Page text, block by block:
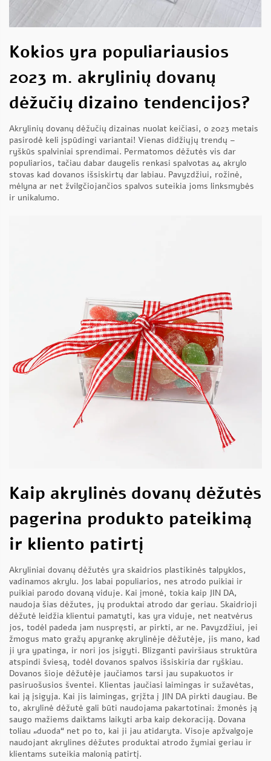
Kokios yra populiariausios
2023 m. akrylinių dovanų
dėžučių dizaino tendencijos?
Akrylinių dovanų dėžučių dizainas nuolat keičiasi, o 2023 metais
pasirodė keli įspūdingi variantai! Vienas didžiųjų trendų –
ryškūs spalviniai sprendimai. Permatomos dėžutės vis dar
populiarios, tačiau dabar daugelis renkasi spalvotas a4 akrylo
stovas kad dovanos išsiskirtų dar labiau. Pavyzdžiui, rožinė,
mėlyna ar net žvilgčiojančios spalvos suteikia joms linksmybės
ir unikalumo.
Kaip akrylinės dovanų dėžutės
pagerina produkto pateikimą
ir kliento patirtį
Akryliniai dovanų dėžutės yra skaidrios plastikinės talpyklos,
vadinamos akrylu. Jos labai populiarios, nes atrodo puikiai ir
puikiai parodo dovaną viduje. Kai įmonė, tokia kaip JIN DA,
naudoja šias dėžutes, jų produktai atrodo dar geriau. Skaidrioji
dėžutė leidžia klientui pamatyti, kas yra viduje, net neatvėrus
jos, todėl padeda jam nuspręsti, ar pirkti, ar ne. Pavyzdžiui, jei
žmogus mato gražų apyrankę akrylinėje dėžutėje, jis mano, kad
ji yra ypatinga, ir nori jos įsigyti. Blizganti paviršiaus struktūra
atspindi šviesą, todėl dovanos spalvos išsiskiria dar ryškiau.
Dovanos šioje dėžutėje jaučiamos tarsi jau supakuotos ir
pasiruošusios šventei. Klientas jaučiasi laimingas ir sužavėtas,
kai ją įsigyja. Kai jis laimingas, grįžta į JIN DA pirkti daugiau. Be
to, akrylinė dėžutė gali būti naudojama pakartotinai: žmonės ją
saugo mažiems daiktams laikyti arba kaip dekoraciją. Dovana
toliau „duoda“ net po to, kai ji jau atidaryta. Visoje apžvalgoje
naudojant akrylines dėžutes produktai atrodo žymiai geriau ir
klientams suteikia malonią patirtį.